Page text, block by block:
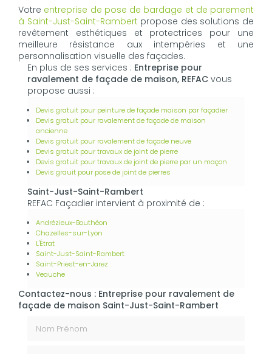
Votre entreprise de pose de bardage et de parement
à Saint-Just-Saint-Rambert propose des solutions de
revêtement esthétiques et protectrices pour une
meilleure résistance aux intempéries et une
personnalisation visuelle des façades.
En plus de ses services : Entreprise pour
ravalement de façade de maison, REFAC vous
propose aussi :
Devis gratuit pour peinture de façade maison par façadier
Devis gratuit pour ravalement de façade de maison
ancienne
Devis gratuit pour ravalement de façade neuve
Devis gratuit pour travaux de joint de pierre
Devis gratuit pour travaux de joint de pierre par un maçon
Devis grauit pour pose de joint de pierres
Saint-Just-Saint-Rambert
REFAC Façadier intervient à proximité de :
Andrézieux-Bouthéon
Chazelles-sur-Lyon
L'Étrat
Saint-Just-Saint-Rambert
Saint-Priest-en-Jarez
Veauche
Contactez-nous : Entreprise pour ravalement de
façade de maison Saint-Just-Saint-Rambert